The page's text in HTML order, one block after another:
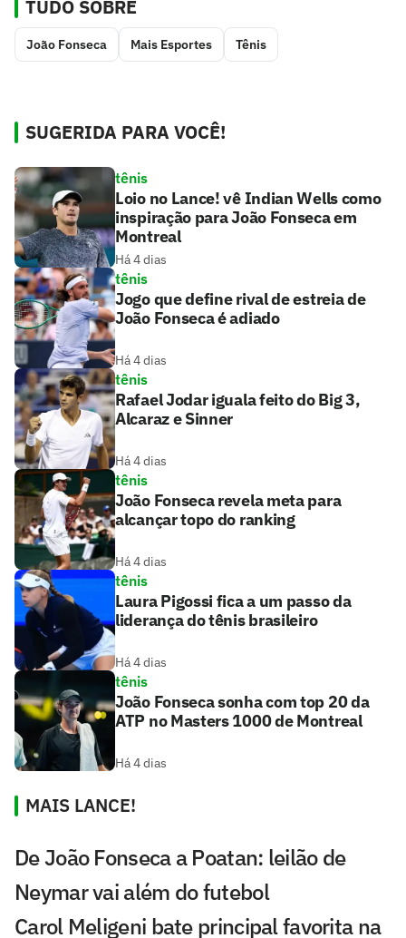
TUDO SOBRE
João Fonseca Mais Esportes Tênis
SUGERIDA PARA VOCÊ!
tênis
Loio no Lance! vê Indian Wells como
inspiração para João Fonseca em
Montreal
Há 4 dias
tênis
Jogo que define rival de estreia de
João Fonseca é adiado
Há 4 dias
tênis
Rafael Jodar iguala feito do Big 3,
Alcaraz e Sinner
Há 4 dias
tênis
João Fonseca revela meta para
alcançar topo do ranking
Há 4 dias
tênis
Laura Pigossi fica a um passo da
liderança do tênis brasileiro
Há 4 dias
tênis
João Fonseca sonha com top 20 da
ATP no Masters 1000 de Montreal
Há 4 dias
MAIS LANCE!
De João Fonseca a Poatan: leilão de
Neymar vai além do futebol
Carol Meligeni bate principal favorita na